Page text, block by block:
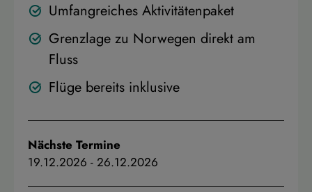
Umfangreiches Aktivitätenpaket
Grenzlage zu Norwegen direkt am
Fluss
Flüge bereits inklusive
Nächste Termine
19.12.2026 - 26.12.2026